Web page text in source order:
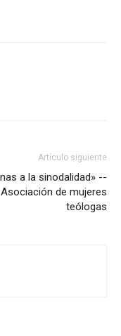
Artículo siguiente
a la sinodalidad» --
Asociación de mujeres
teólogas